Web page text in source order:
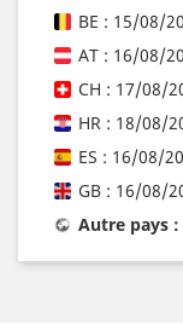
BE : 15/08/
AT : 16/08/
CH : 17/08/
HR : 18/08/
ES : 16/08/
GB : 16/08/
Autre pays